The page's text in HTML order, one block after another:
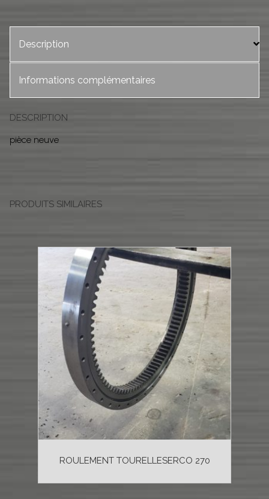
Description
Informations complémentaires
DESCRIPTION
pièce neuve
PRODUITS SIMILAIRES
ROULEMENT TOURELLESERCO 270